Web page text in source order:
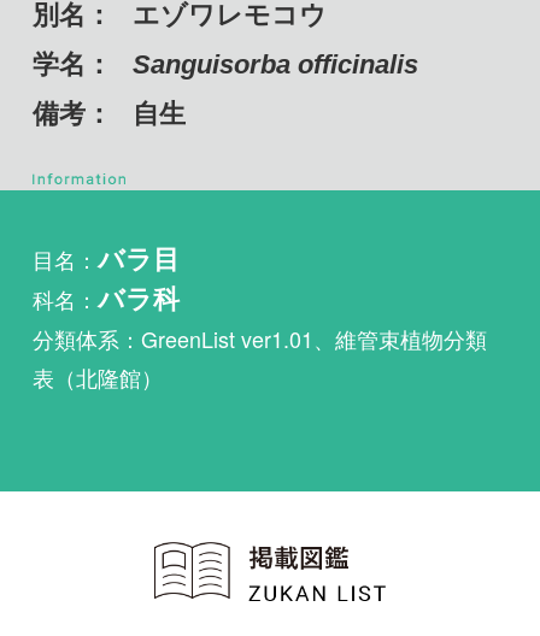
備考： 自生
科名：バラ科
表（北隆館）
植物・野鳥・菌類・昆虫・魚
類ほか51冊の生物図鑑を使
い放題